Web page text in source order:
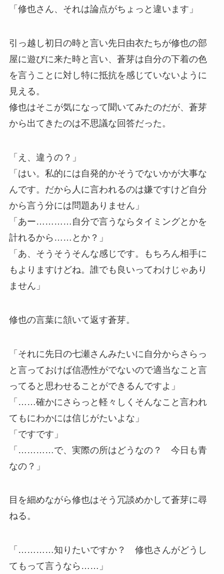
「修也さん、それは論点がちょっと違います」
引っ越し初日の時と言い先日由衣たちが修也の部
屋に遊びに来た時と言い、蒼芽は自分の下着の色
を言うことに対し特に抵抗を感じていないように
見える。
修也はそこが気になって聞いてみたのだが、蒼芽
から出てきたのは不思議な回答だった。
「え、違うの？」
「はい。私的には自発的かそうでないかが大事な
んです。だから人に言われるのは嫌ですけど自分
から言う分には問題ありません」
「あー…………自分で言うならタイミングとかを
計れるから……とか？」
「あ、そうそうそんな感じです。もちろん相手に
もよりますけどね。誰でも良いってわけじゃあり
ません」
修也の言葉に頷いて返す蒼芽。
「それに先日の七瀬さんみたいに自分からさらっ
と言っておけば信憑性がでないので適当なこと言
ってると思わせることができるんですよ」
「……確かにさらっと軽々しくそんなこと言われ
てもにわかには信じがたいよな」
「ですです」
「…………で、実際の所はどうなの？ 今日も青
なの？」
目を細めながら修也はそう冗談めかして蒼芽に尋
ねる。
「…………知りたいですか？ 修也さんがどうし
てもって言うなら……」